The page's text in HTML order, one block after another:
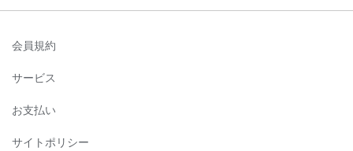
会員規約
サービス
お支払い
サイトポリシー